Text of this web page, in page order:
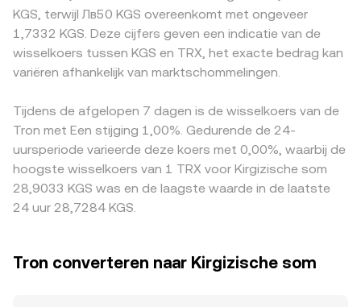
derivatenposities, veranderingen in exchange-reserves
van TRX en on-chain ‘whale’-stromen kunnen de intraday
richting van de TRX/KGS conversion rate beïnvloeden.
de DEX-referentieprijs beïnvloeden, die via arbitrage naar
centrale beurzen kan doorwerken en daarmee de
uiteindelijke TRX/KGS conversion rate vormen.
lokale bankfricties en nalevingskosten in bepaalde
jurisdicties beïnvloeden hoe TRX naar KGS wordt geprijsd.
Daarnaast wordt TRX vaak eerst geprijsd tegen USDT en
vervolgens omgerekend naar KGS; eventuele afwijkingen
in de USDT-waarde ten opzichte van KGS werken door in
deze verschillen te verkleinen door op meerdere
platforms tegelijk te handelen, maar fricties zoals
opnames, stortingen, kosten en tijdsvertragingen maken
dit stabiliserende effect niet perfect.
KGS, terwijl Лв50 KGS overeenkomt met ongeveer
1,7332 KGS. Deze cijfers geven een indicatie van de
wisselkoers tussen KGS en TRX, het exacte bedrag kan
variëren afhankelijk van marktschommelingen.
Tijdens de afgelopen 7 dagen is de wisselkoers van de
Tron met Een stijging 1,00%. Gedurende de 24-
uursperiode varieerde deze koers met 0,00%, waarbij de
hoogste wisselkoers van 1 TRX voor Kirgizische som
28,9033 KGS was en de laagste waarde in de laatste
24 uur 28,7284 KGS.
Tron converteren naar Kirgizische som